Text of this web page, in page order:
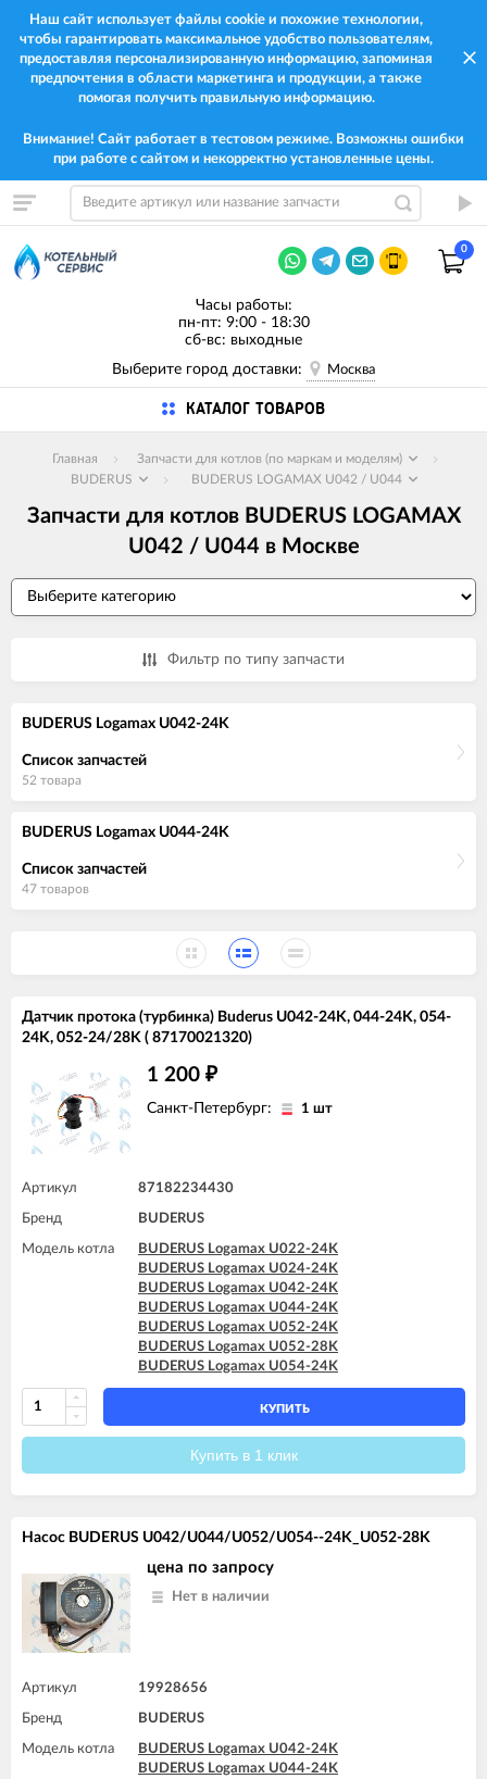
Наш сайт использует файлы cookie и похожие технологии,
чтобы гарантировать максимальное удобство пользователям,
предоставляя персонализированную информацию, запоминая
предпочтения в области маркетинга и продукции, а также
помогая получить правильную информацию.
Внимание! Сайт работает в тестовом режиме. Возможны ошибки
при работе с сайтом и некорректно установленные цены.
0
Часы работы:
пн-пт: 9:00 - 18:30
сб-вс: выходные
Выберите город доставки:
Москва
КАТАЛОГ ТОВАРОВ
Главная
Запчасти для котлов (по маркам и моделям)
BUDERUS
BUDERUS LOGAMAX U042 / U044
Запчасти для котлов BUDERUS LOGAMAX
U042 / U044 в Москве
Фильтр по типу запчасти
BUDERUS Logamax U042-24K
Список запчастей
52 товара
BUDERUS Logamax U044-24K
Список запчастей
47 товаров
Датчик протока (турбинка) Buderus U042-24K, 044-24K, 054-
24K, 052-24/28K ( 87170021320)
1 200 ₽
Санкт-Петербург: 1 шт
Артикул 87182234430
Бренд BUDERUS
Модель котла
BUDERUS Logamax U022-24K
BUDERUS Logamax U024-24K
BUDERUS Logamax U042-24K
BUDERUS Logamax U044-24K
BUDERUS Logamax U052-24K
BUDERUS Logamax U052-28K
BUDERUS Logamax U054-24K
КУПИТЬ
Купить в 1 клик
Насос BUDERUS U042/U044/U052/U054--24K_U052-28K
цена по запросу
Нет в наличии
Артикул 19928656
Бренд BUDERUS
Модель котла
BUDERUS Logamax U042-24K
BUDERUS Logamax U044-24K